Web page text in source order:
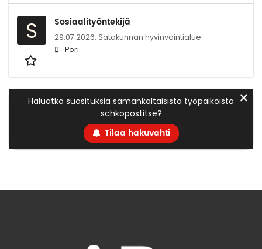
S Sosiaalityöntekijä
29.07.2026, Satakunnan hyvinvointialue
Pori
Haluatko suosituksia samankaltaisista työpaikoista
sähköpostitse?
Tilaa hakuvahti
✕